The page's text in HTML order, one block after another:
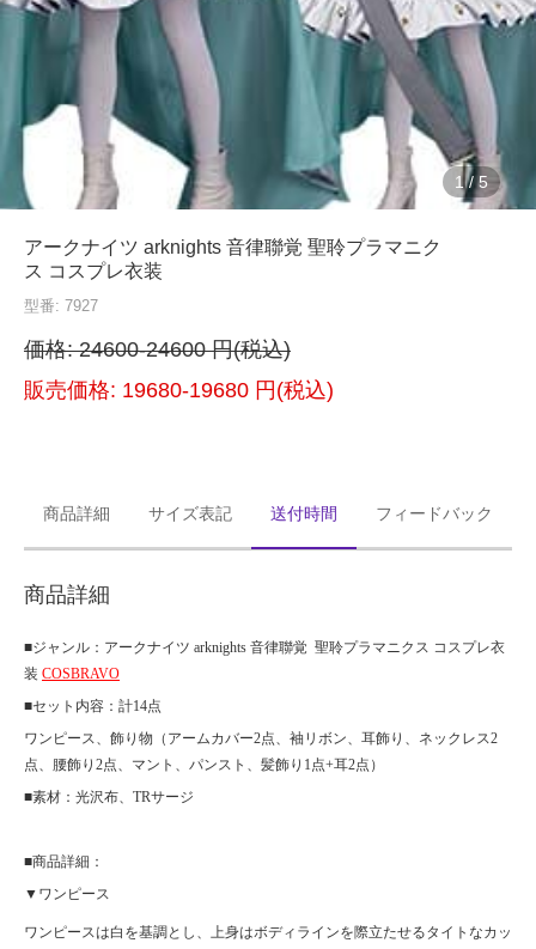
1/5
アークナイツ arknights 音律聯覚 聖聆プラマニク
ス コスプレ衣装
型番: 7927
価格:24600-24600 円(税込)
販売価格: 19680-19680 円(税込)
商品詳細 サイズ表記 送付時間 フィードバック
商品詳細
■ジャンル： アークナイツ arknights 音律聯覚 聖聆プラマニクス コスプレ衣
装 COSBRAVO
■セット内容： 計14点
ワンピース、飾り物（アームカバー2点、袖リボン、耳飾り、ネックレス2
点、腰飾り2点、マント、パンスト、髪飾り1点+耳2点）
■素材： 光沢布、 TRサージ
■商品詳細：
▼ ワンピース
ワンピースは白を基調とし、上身はボディラインを際立たせるタイトなカッ